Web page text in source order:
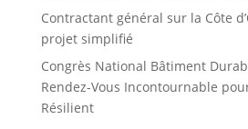
Contractant général sur la Côte
projet simplifié
Congrès National Bâtiment
Rendez-Vous Incontournable
Résilient